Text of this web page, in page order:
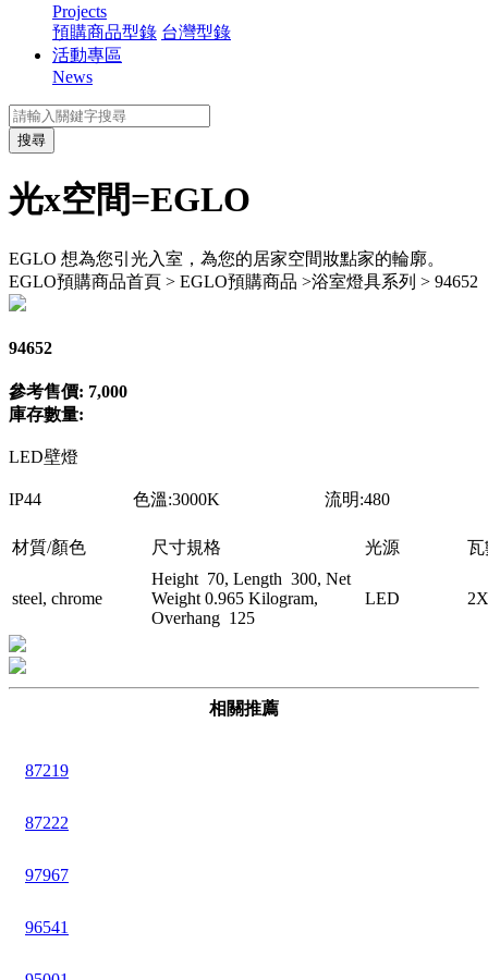
Projects
預購商品型錄 台灣型錄
活動專區
News
搜尋
光x空間=EGLO
EGLO 想為您引光入室，為您的居家空間妝點家的輪廓。
EGLO預購商品首頁 > EGLO預購商品 >浴室燈具系列 > 94652
94652
參考售價: 7,000
庫存數量:
LED壁燈
IP44 色溫:3000K 流明:480
材質/顏色 尺寸規格 光源 瓦
steel, chrome
Height 70, Length 300, Net
Weight 0.965 Kilogram,
Overhang 125
LED
相關推薦
87219
87222
97967
96541